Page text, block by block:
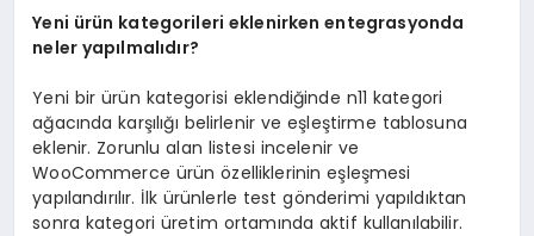
Yeni ürün kategorileri eklenirken entegrasyonda
neler yapılmalıdır?
Yeni bir ürün kategorisi eklendiğinde n11 kategori
ağacında karşılığı belirlenir ve eşleştirme tablosuna
eklenir. Zorunlu alan listesi incelenir ve
WooCommerce ürün özelliklerinin eşleşmesi
yapılandırılır. İlk ürünlerle test gönderimi yapıldıktan
sonra kategori üretim ortamında aktif kullanılabilir.